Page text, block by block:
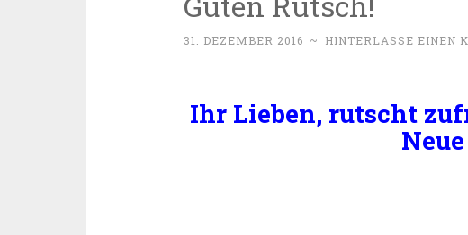
31. DEZEMBER 2016 ~ HINTERLASSE EINEN
Ihr Lieben, rutscht